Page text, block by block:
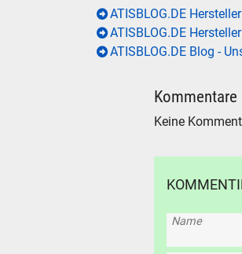
ATISBLOG.DE
ATISBLOG.DE
ATISBLOG.DE Blog -
Kommentare
Keine
Name